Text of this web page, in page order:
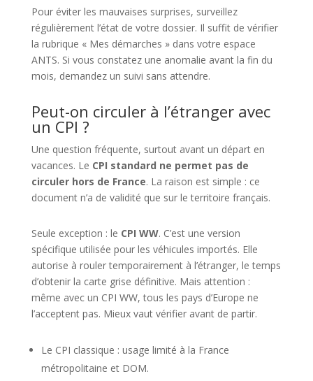
Pour éviter les mauvaises surprises, surveillez
régulièrement l’état de votre dossier. Il suffit de vérifier
la rubrique « Mes démarches » dans votre espace
ANTS. Si vous constatez une anomalie avant la fin du
mois, demandez un suivi sans attendre.
Peut-on circuler à l’étranger avec
un CPI ?
Une question fréquente, surtout avant un départ en
vacances. Le CPI standard ne permet pas de
circuler hors de France. La raison est simple : ce
document n’a de validité que sur le territoire français.
Seule exception : le CPI WW. C’est une version
spécifique utilisée pour les véhicules importés. Elle
autorise à rouler temporairement à l’étranger, le temps
d’obtenir la carte grise définitive. Mais attention :
même avec un CPI WW, tous les pays d’Europe ne
l’acceptent pas. Mieux vaut vérifier avant de partir.
Le CPI classique : usage limité à la France
métropolitaine et DOM.